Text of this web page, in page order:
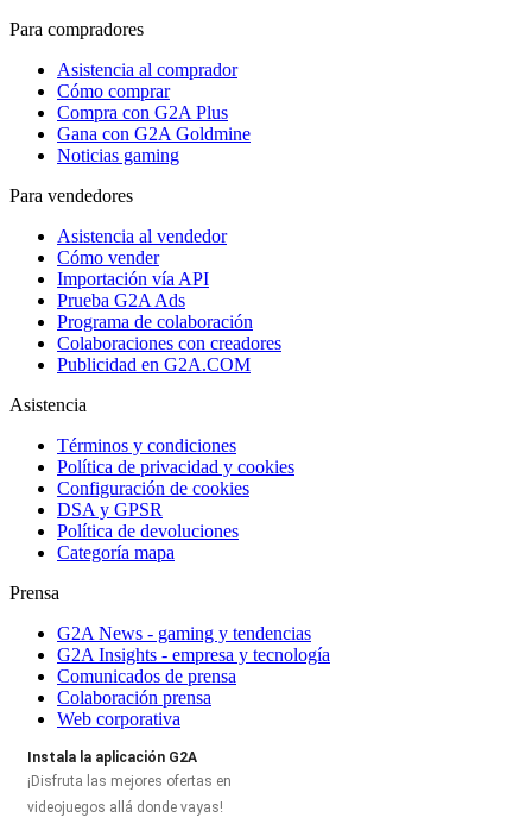
Para compradores
Asistencia al comprador
Cómo comprar
Compra con G2A Plus
Gana con G2A Goldmine
Noticias gaming
Para vendedores
Asistencia al vendedor
Cómo vender
Importación vía API
Prueba G2A Ads
Programa de colaboración
Colaboraciones con creadores
Publicidad en G2A.COM
Asistencia
Términos y condiciones
Política de privacidad y cookies
Configuración de cookies
DSA y GPSR
Política de devoluciones
Categoría mapa
Prensa
G2A News - gaming y tendencias
G2A Insights - empresa y tecnología
Comunicados de prensa
Colaboración prensa
Web corporativa
Instala la aplicación G2A
¡Disfruta las mejores ofertas en
videojuegos allá donde vayas!